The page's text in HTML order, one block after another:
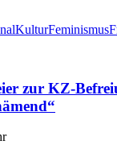
KulturFeminismus
zur KZ-